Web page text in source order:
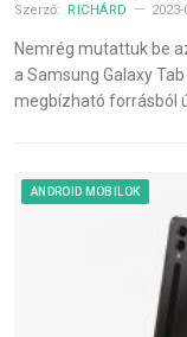
Szerző: RICHÁRD 2023-
Nemrég mutattuk be
a Samsung Galaxy
megbízható forrásból
ANDROID MOBILOK